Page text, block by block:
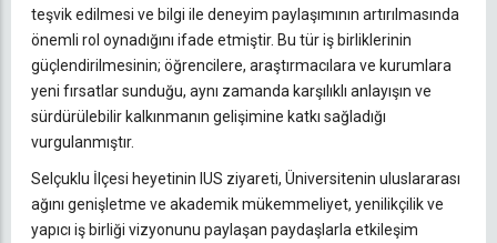
teşvik edilmesi ve bilgi ile deneyim paylaşımının artırılmasında
önemli rol oynadığını ifade etmiştir. Bu tür iş birliklerinin
güçlendirilmesinin; öğrencilere, araştırmacılara ve kurumlara
yeni fırsatlar sunduğu, aynı zamanda karşılıklı anlayışın ve
sürdürülebilir kalkınmanın gelişimine katkı sağladığı
vurgulanmıştır.
Selçuklu İlçesi heyetinin IUS ziyareti, Üniversitenin uluslararası
ağını genişletme ve akademik mükemmeliyet, yenilikçilik ve
yapıcı iş birliği vizyonunu paylaşan paydaşlarla etkileşim